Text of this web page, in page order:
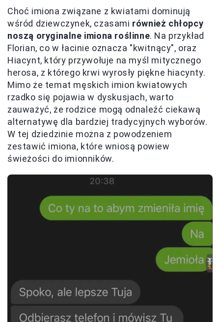
Choć imiona związane z kwiatami dominują
wśród dziewczynek, czasami również chłopcy
noszą oryginalne imiona roślinne. Na przykład
Florian, co w łacinie oznacza "kwitnący", oraz
Hiacynt, który przywołuje na myśl mitycznego
herosa, z którego krwi wyrosły piękne hiacynty.
Mimo że temat męskich imion kwiatowych
rzadko się pojawia w dyskusjach, warto
zauważyć, że rodzice mogą odnaleźć ciekawą
alternatywę dla bardziej tradycyjnych wyborów.
W tej dziedzinie można z powodzeniem
zestawić imiona, które wniosą powiew
świeżości do imionników.